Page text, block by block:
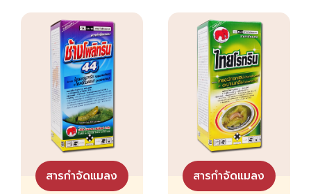
สารกำจัดแมลง สารกำจัดแมลง